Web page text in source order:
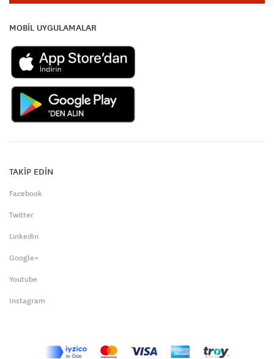
MOBİL UYGULAMALAR
TAKİP EDİN
Facebook
Twitter
LinkedIn
Google+
Youtube
Instagram